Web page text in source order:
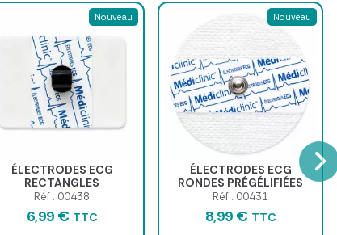
Nouveau
ÉLECTRODES ECG
RECTANGLES
PRÉGÉLIFIÉES À PONTET
Réf : 00438
6,99 € TTC
Nouveau
ÉLECTRODES ECG
RONDES PRÉGÉLIFIÉES
NON-TISSÉ 60 x 60mm -
Réf : 00431
8,99 € TTC